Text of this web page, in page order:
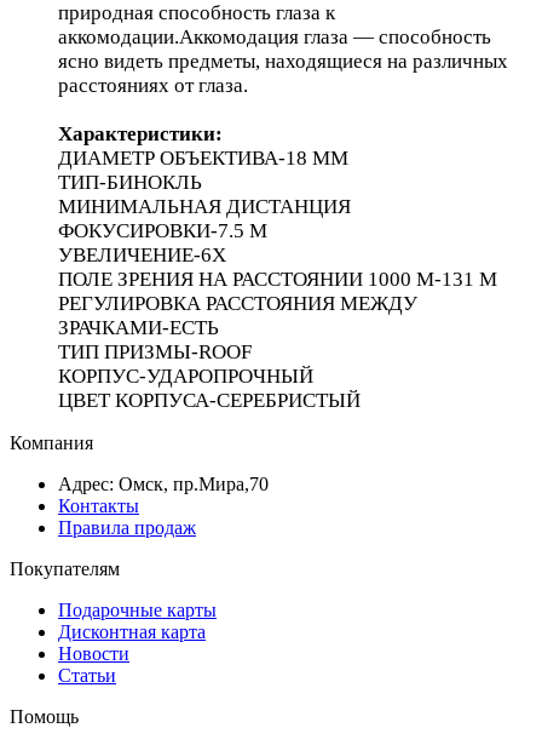
природная способность глаза к
аккомодации.Аккомодация глаза — способность
ясно видеть предметы, находящиеся на различных
расстояниях от глаза.
Характеристики:
ДИАМЕТР ОБЪЕКТИВА-18 ММ
ТИП-БИНОКЛЬ
МИНИМАЛЬНАЯ ДИСТАНЦИЯ
ФОКУСИРОВКИ-7.5 М
УВЕЛИЧЕНИЕ-6X
ПОЛЕ ЗРЕНИЯ НА РАССТОЯНИИ 1000 М-131 М
РЕГУЛИРОВКА РАССТОЯНИЯ МЕЖДУ
ЗРАЧКАМИ-ЕСТЬ
ТИП ПРИЗМЫ-ROOF
КОРПУС-УДАРОПРОЧНЫЙ
ЦВЕТ КОРПУСА-СЕРЕБРИСТЫЙ
Компания
Адрес: Омск, пр.Мира,70
Контакты
Правила продаж
Покупателям
Подарочные карты
Дисконтная карта
Новости
Статьи
Помощь